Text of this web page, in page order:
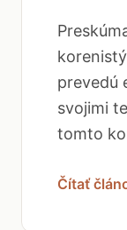
prevedú
svojimi
tomto
Čítať